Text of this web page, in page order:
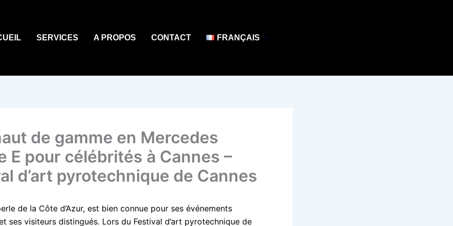
SERVICES A PROPOS CONTACT FRANÇAIS
de gamme en Mercedes
E pour célébrités à Cannes –
d’art pyrotechnique de Cannes
de la Côte d’Azur, est bien connue pour ses événements
ses visiteurs distingués. Lors du Festival d’art pyrotechnique de